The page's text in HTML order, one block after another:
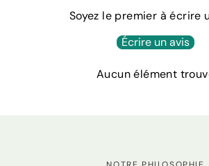
Soyez le premier à écrire
Écrire un avis
Aucun élément